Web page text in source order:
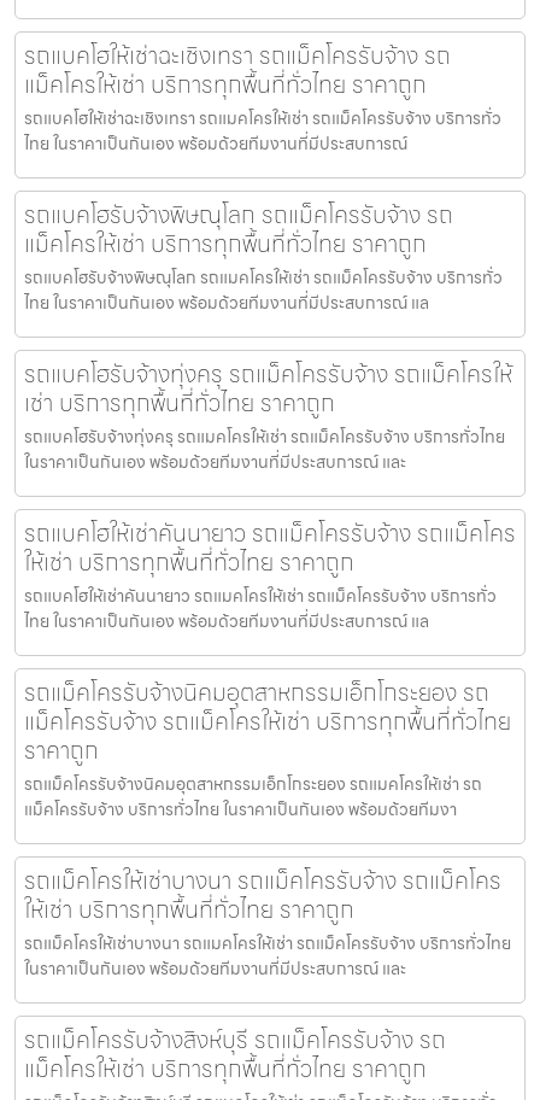
รถแบคโฮให้เช่าฉะเชิงเทรา รถแม็คโครรับจ้าง รถ
แม็คโครให้เช่า บริการทุกพื้นที่ทั่วไทย ราคาถูก
รถแบคโฮให้เช่าฉะเชิงเทรา รถแมคโครให้เช่า รถแม็คโครรับจ้าง บริการทั่ว
ไทย ในราคาเป็นกันเอง พร้อมด้วยทีมงานที่มีประสบการณ์
รถแบคโฮรับจ้างพิษณุโลก รถแม็คโครรับจ้าง รถ
แม็คโครให้เช่า บริการทุกพื้นที่ทั่วไทย ราคาถูก
รถแบคโฮรับจ้างพิษณุโลก รถแมคโครให้เช่า รถแม็คโครรับจ้าง บริการทั่ว
ไทย ในราคาเป็นกันเอง พร้อมด้วยทีมงานที่มีประสบการณ์ แล
รถแบคโฮรับจ้างทุ่งครุ รถแม็คโครรับจ้าง รถแม็คโครให้
เช่า บริการทุกพื้นที่ทั่วไทย ราคาถูก
รถแบคโฮรับจ้างทุ่งครุ รถแมคโครให้เช่า รถแม็คโครรับจ้าง บริการทั่วไทย
ในราคาเป็นกันเอง พร้อมด้วยทีมงานที่มีประสบการณ์ และ
รถแบคโฮให้เช่าคันนายาว รถแม็คโครรับจ้าง รถแม็คโคร
ให้เช่า บริการทุกพื้นที่ทั่วไทย ราคาถูก
รถแบคโฮให้เช่าคันนายาว รถแมคโครให้เช่า รถแม็คโครรับจ้าง บริการทั่ว
ไทย ในราคาเป็นกันเอง พร้อมด้วยทีมงานที่มีประสบการณ์ แล
รถแม็คโครรับจ้างนิคมอุตสาหกรรมเอ็กโกระยอง รถ
แม็คโครรับจ้าง รถแม็คโครให้เช่า บริการทุกพื้นที่ทั่วไทย
ราคาถูก
รถแม็คโครรับจ้างนิคมอุตสาหกรรมเอ็กโกระยอง รถแมคโครให้เช่า รถ
แม็คโครรับจ้าง บริการทั่วไทย ในราคาเป็นกันเอง พร้อมด้วยทีมงา
รถแม็คโครให้เช่าบางนา รถแม็คโครรับจ้าง รถแม็คโคร
ให้เช่า บริการทุกพื้นที่ทั่วไทย ราคาถูก
รถแม็คโครให้เช่าบางนา รถแมคโครให้เช่า รถแม็คโครรับจ้าง บริการทั่วไทย
ในราคาเป็นกันเอง พร้อมด้วยทีมงานที่มีประสบการณ์ และ
รถแม็คโครรับจ้างสิงห์บุรี รถแม็คโครรับจ้าง รถ
แม็คโครให้เช่า บริการทุกพื้นที่ทั่วไทย ราคาถูก